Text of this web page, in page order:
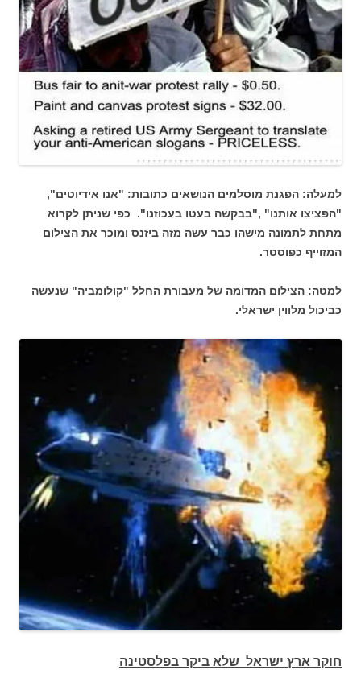
למעלה: הפגנת מוסלמים הנושאים כתובות: "אנו אידיוטים",
"הפציצו אותנו" ,"בבקשה בעטו בעכוזנו". כפי שניתן לקרוא
מתחת לתמונה מישהו כבר עשה מזה ביזנס ומוכר את הצילום
המזוייף כפוסטר.
למטה: הצילום המדומה של מעבורת החלל "קולומביה" שנעשה
כביכול מלווין ישראלי.
חוקר ארץ ישראל שלא ביקר בפלסטינה